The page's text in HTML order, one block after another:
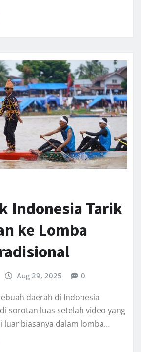
Indonesia Tarik
ke Lomba
Aug 29, 2025 0
daerah di Indonesia
sorotan luas setelah video yang
luar biasanya dalam lomba…